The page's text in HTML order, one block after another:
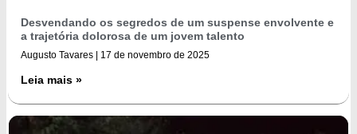
Desvendando os segredos de um suspense envolvente e
a trajetória dolorosa de um jovem talento
Augusto Tavares 17 de novembro de 2025
Leia mais »